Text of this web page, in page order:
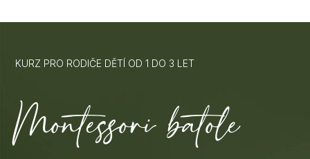
KURZ PRO RODIČE DĚTÍ OD 1 DO 3 LET
Montessori batole